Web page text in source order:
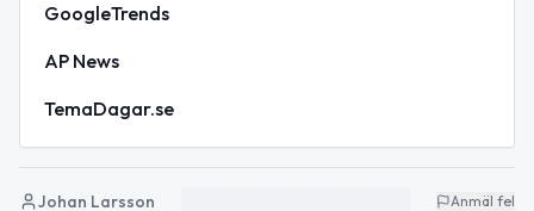
GoogleTrends
AP News
TemaDagar.se
Johan Larsson Anmäl fel